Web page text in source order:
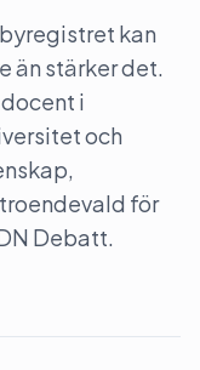
kan
än stärker det.
i
och
för
Debatt.